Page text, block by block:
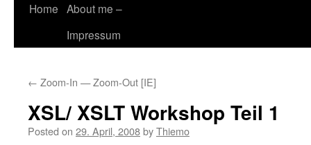
Skip
Home About me –
Impressum
← Zoom-In — Zoom-Out [IE]
XSL/ XSLT Workshop Teil 1
Posted on 29. April, 2008byThiemo